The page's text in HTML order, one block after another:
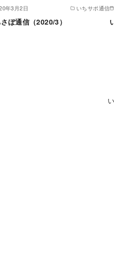
年3月2日 いちサポ通信
ぽ通信（2020/3）